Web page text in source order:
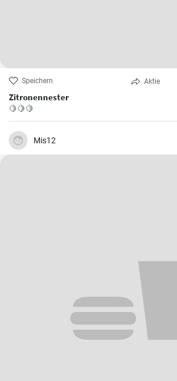
Speichern Aktie
Zitronennester
🍋🍋🍋
Mis12